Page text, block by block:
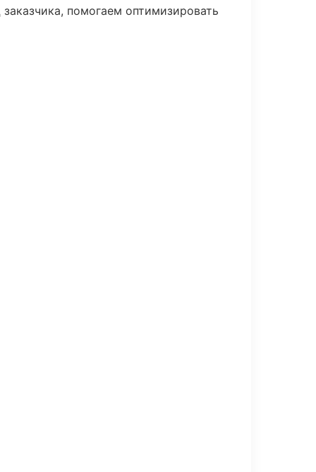
помогаем оптимизировать